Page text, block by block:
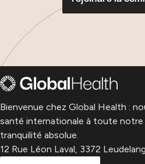
Bienvenue chez Global Health :
santé internationale à toute
tranquilité absolue.
12 Rue Léon Laval, 3372